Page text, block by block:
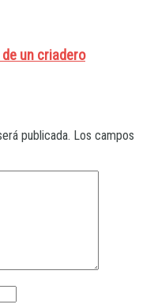
un criadero
publicada. Los campos